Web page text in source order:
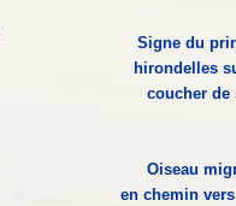
Signe du
hirondelles
coucher de
Oiseau
en chemin